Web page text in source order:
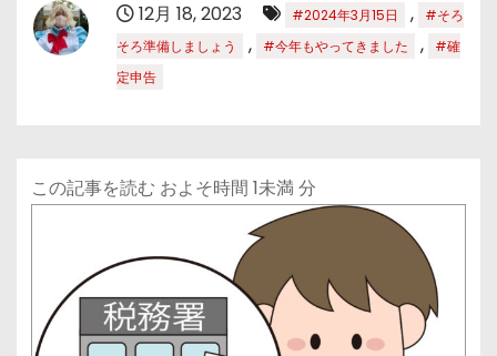
12月 18, 2023 #2024年3月15日 ,
#そろ
そろ準備しましょう
, #今年もやってきました ,
#確
定申告
この記事を読む およそ時間 1未満 分